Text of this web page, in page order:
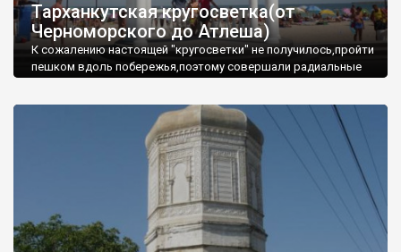
Тарханкутская кругосветка(от
Черноморского до Атлеша)
К сожалению настоящей "кругосветки" не получилось,пройти
пешком вдоль побережья,поэтому совершали радиальные